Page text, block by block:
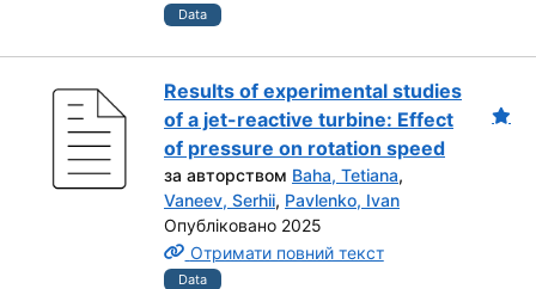
Data
Results of experimental studies
of a jet-reactive turbine: Effect
of pressure on rotation speed
за авторством Baha, Tetiana,
Vaneev, Serhii, Pavlenko, Ivan
Опубліковано 2025
Отримати повний текст
Data